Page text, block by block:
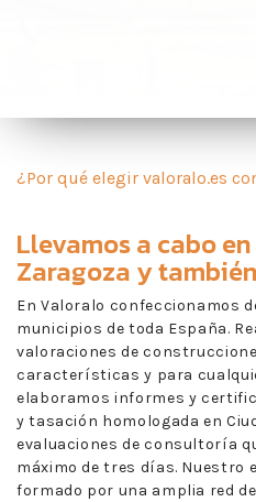
¿Por qué elegir valoralo.es
Llevamos a cabo en
Zaragoza y
En Valoralo confeccionamos
municipios de toda España.
valoraciones de
características y para
elaboramos informes y
y tasación homologada en
evaluaciones de consultoría
máximo de tres días. Nuestro
formado por una amplia red